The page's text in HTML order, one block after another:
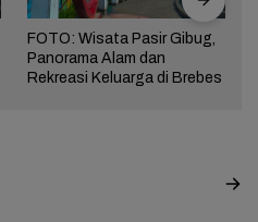
FOTO: Wisata Pasir Gibug,
Panorama Alam dan
Rekreasi Keluarga di Brebes